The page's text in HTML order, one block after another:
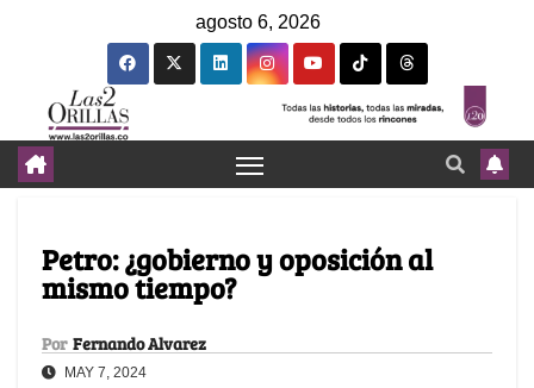
agosto 6, 2026
Petro: ¿gobierno y oposición al
mismo tiempo?
Por Fernando Alvarez
MAY 7, 2024